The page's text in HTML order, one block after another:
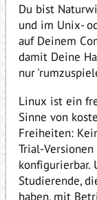
Du bist
und im Unix-
auf Deinem
damit Deine
nur
Linux ist ein
Sinne von
Freiheiten:
Trial-
konfigurierbar.
Studierende,
haben, mit